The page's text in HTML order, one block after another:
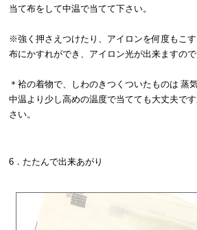
当て布をして中温で当てて下さい。
※強く押さえつけたり、アイロンを何度もこす
布にかすれができ、アイロン光が出来ますので
＊袷の着物で、しわのきつくついたものは 蒸
中温より少し高めの温度で当てても大丈夫で
さい。
6．たたんで出来あがり